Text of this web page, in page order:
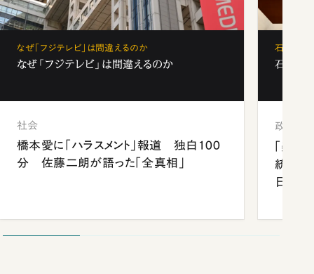
なぜ「フジテレビ」は間違えるのか
なぜ「フジテレビ」は間違えるのか
社会
橋本愛に「ハラスメント」報道 独白100
分 佐藤二朗が語った「全真相」
石破茂、
石破茂
政治
「楽し
統領と
日米
談まで